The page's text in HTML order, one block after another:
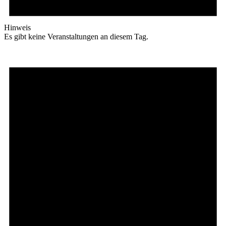
Hinweis
Es gibt keine Veranstaltungen an diesem Tag.